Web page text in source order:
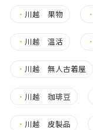
・ 川越 果物 ・
・ 川越 温活 ・
・ 川越 無人古着屋
・ 川越 珈琲豆
・ 川越 皮製品